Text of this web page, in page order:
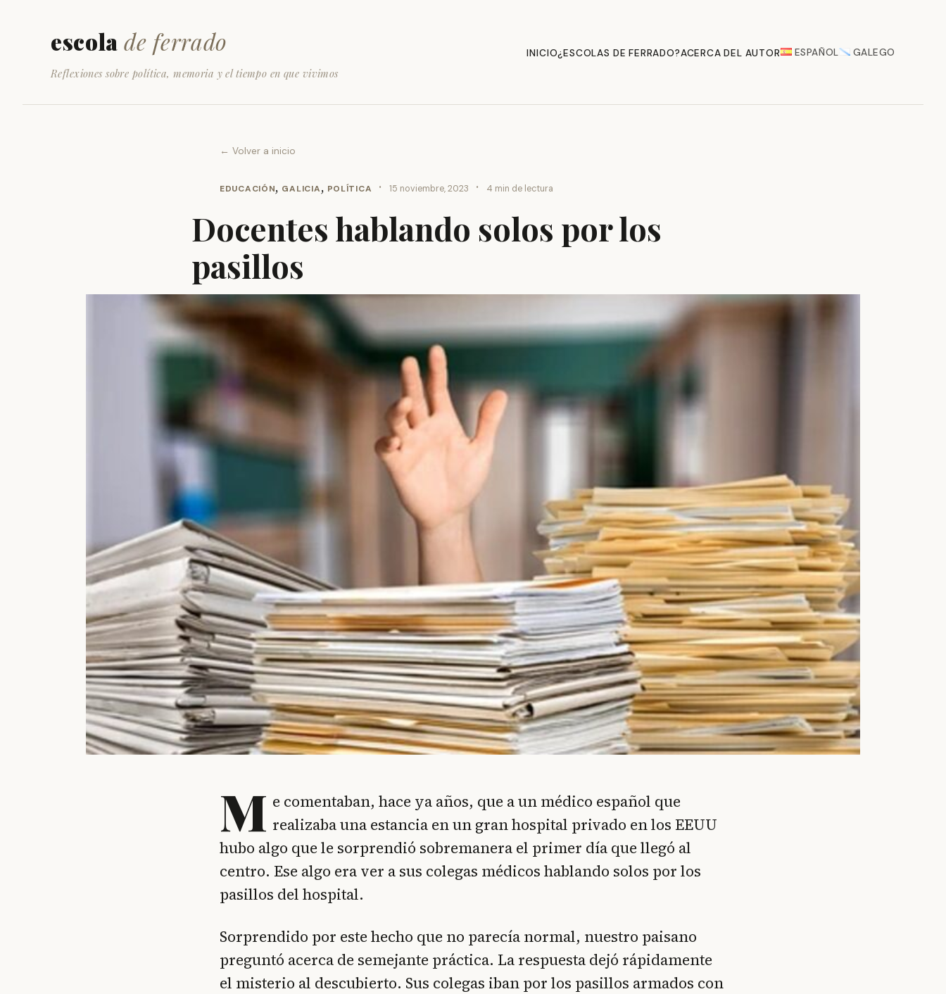
escola de ferrado
Reflexiones sobre política, memoria y el tiempo en que vivimos
INICIO¿ESCOLAS DE FERRADO?ACERCA DEL AUTOR ESPAÑOL GALEGO
← Volver a inicio
EDUCACIÓN, GALICIA, POLÍTICA · 15 noviembre, 2023 · 4 min de lectura
Docentes hablando solos por los
pasillos
M e comentaban, hace ya años, que a un médico español que
realizaba una estancia en un gran hospital privado en los EEUU
hubo algo que le sorprendió sobremanera el primer día que llegó al
centro. Ese algo era ver a sus colegas médicos hablando solos por los
pasillos del hospital.
Sorprendido por este hecho que no parecía normal, nuestro paisano
preguntó acerca de semejante práctica. La respuesta dejó rápidamente
el misterio al descubierto. Sus colegas iban por los pasillos armados con